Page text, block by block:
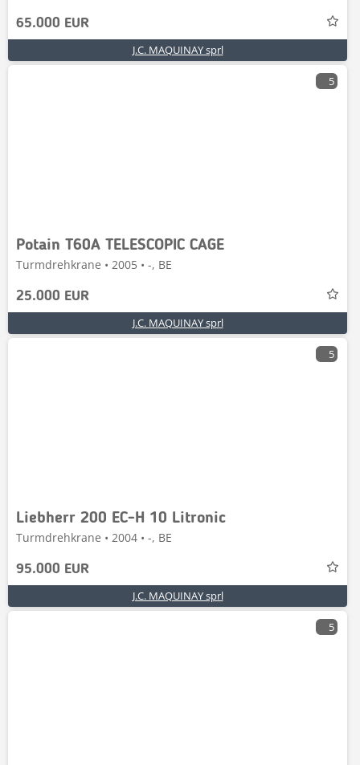
65.000 EUR
J.C. MAQUINAY sprl
5
Potain T60A TELESCOPIC CAGE
Turmdrehkrane • 2005 • -, BE
25.000 EUR
J.C. MAQUINAY sprl
5
Liebherr 200 EC-H 10 Litronic
Turmdrehkrane • 2004 • -, BE
95.000 EUR
J.C. MAQUINAY sprl
5